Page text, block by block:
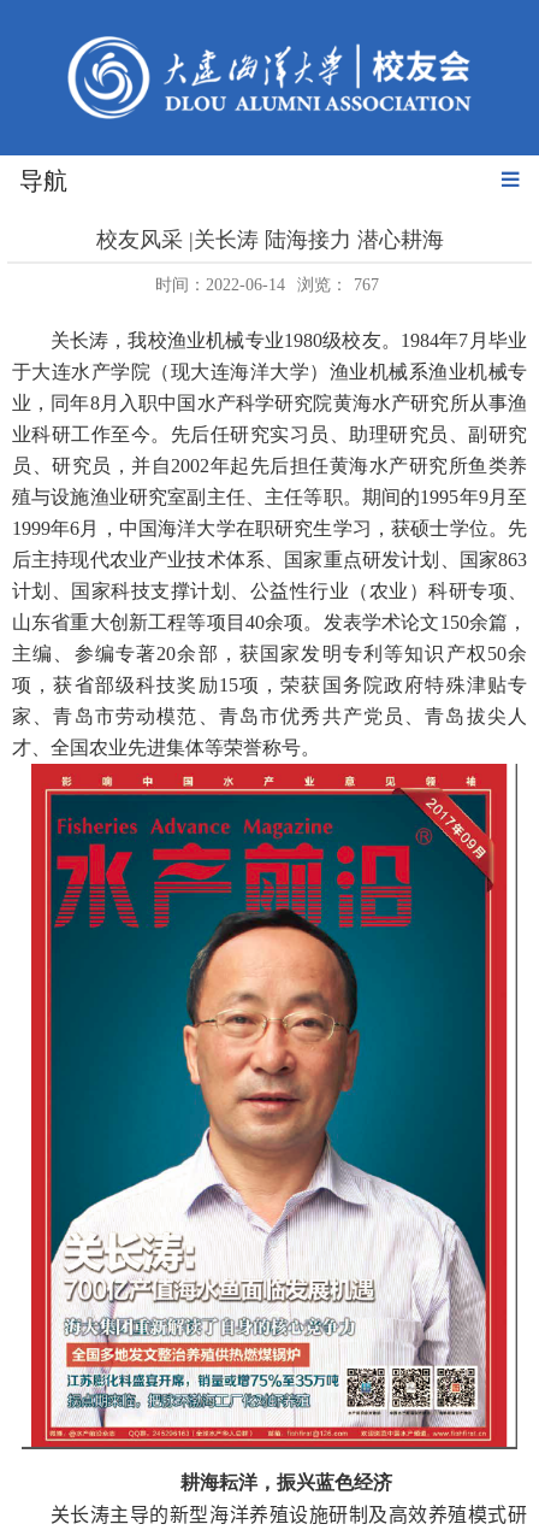
导航
校友风采 |关长涛 陆海接力 潜心耕海
时间：2022-06-14 浏览： 767
关长涛，我校渔业机械专业1980级校友。 1984年7 月毕业
于大连水产学院（现大连海洋大学）渔业机械系渔业机械专
业，同年8月入职中国水产科学研究院黄海水产研究所从事渔
业科研工作至今。先后任研究实习员、助理研究员、副研究
员、研究员，并自2002年起先后担任黄海水产研究所鱼类养
殖与设施渔业研究室副主任、主任等职。期间的1995年9月至
1999年6月，中国海洋大学在职研究生学习，获硕士学位。先
后主持现代农业产业技术体系、国家重点研发计划、国家863
计划、国家科技支撑计划、公益性行业（农业）科研专项、
山东省重大创新工程等项目 40余项。发表学术论文150余篇，
主编、参编专著20余部，获国家发明专利等知识产权50余
项，获省部级科技奖励15项，荣获国务院政府特殊津贴专
家、青岛市劳动模范、青岛市优秀共产党员、青岛拔尖人
才、全国农业先进集体等荣誉称号。
耕海耘洋，振兴蓝色经济
关长涛主导的新型海洋养殖设施研制及高效养殖模式研